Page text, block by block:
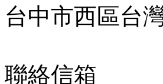
台中市西區台
聯絡信箱